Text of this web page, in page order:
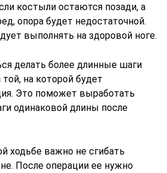
костыли остаются позади, а
опора будет недостаточной.
выполнять на здоровой ноге.
делать более длинные шаги
на которой будет
Это поможет выработать
одинаковой длины после
ходьбе важно не сгибать
После операции ее нужно